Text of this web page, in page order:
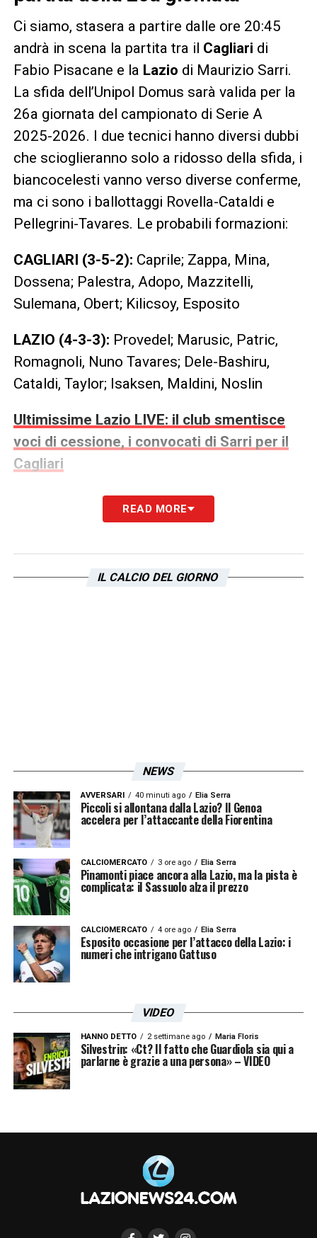
Ci siamo, stasera a partire dalle ore 20:45
andrà in scena la partita tra il Cagliari di
Fabio Pisacane e la Lazio di Maurizio Sarri.
La sfida dell’Unipol Domus sarà valida per la
26a giornata del campionato di Serie A
2025-2026. I due tecnici hanno diversi dubbi
che scioglieranno solo a ridosso della sfida, i
biancocelesti vanno verso diverse conferme,
ma ci sono i ballottaggi Rovella-Cataldi e
Pellegrini-Tavares. Le probabili formazioni:
CAGLIARI (3-5-2): Caprile; Zappa, Mina,
Dossena; Palestra, Adopo, Mazzitelli,
Sulemana, Obert; Kilicsoy, Esposito
LAZIO (4-3-3): Provedel; Marusic, Patric,
Romagnoli, Nuno Tavares; Dele-Bashiru,
Cataldi, Taylor; Isaksen, Maldini, Noslin
Ultimissime Lazio LIVE: il club smentisce
voci di cessione, i convocati di Sarri per il
Cagliari
LA PLAYLIST DELLE NOSTRE TOP NEWS
READ MORE
IL CALCIO DEL GIORNO
NEWS
AVVERSARI 40 minuti ago Elia Serra
Piccoli si allontana dalla Lazio? Il Genoa
accelera per l’attaccante della Fiorentina
CALCIOMERCATO 3 ore ago Elia Serra
Pinamonti piace ancora alla Lazio, ma la pista è
complicata: il Sassuolo alza il prezzo
CALCIOMERCATO 4 ore ago Elia Serra
Esposito occasione per l’attacco della Lazio: i
numeri che intrigano Gattuso
VIDEO
HANNO DETTO 2 settimane ago Maria Floris
Silvestrin: «Ct? Il fatto che Guardiola sia qui a
parlarne è grazie a una persona» – VIDEO